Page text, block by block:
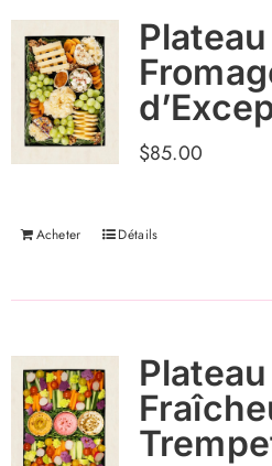
$85.00
Acheter Détails